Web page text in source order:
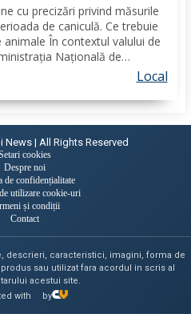
cu precizări privind măsurile
de caniculă. Ce trebuie
În contextul valului de
Națională de
Veterinară și pentruLocal
News | All Rights Reserved
cookies
Despre noi
de confidențialitate
utilizare cookie-uri
și condiții
Contact
descrieri, caracteristici, imagini, forma de
sau utilizat fara acordul in scris al
acestui site.
with
by